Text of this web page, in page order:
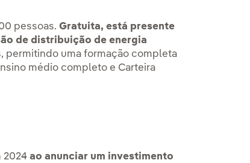
pessoas. Gratuita, está presente
de distribuição de energia
permitindo uma formação completa
médio completo e Carteira
2024ao anunciar um investimento